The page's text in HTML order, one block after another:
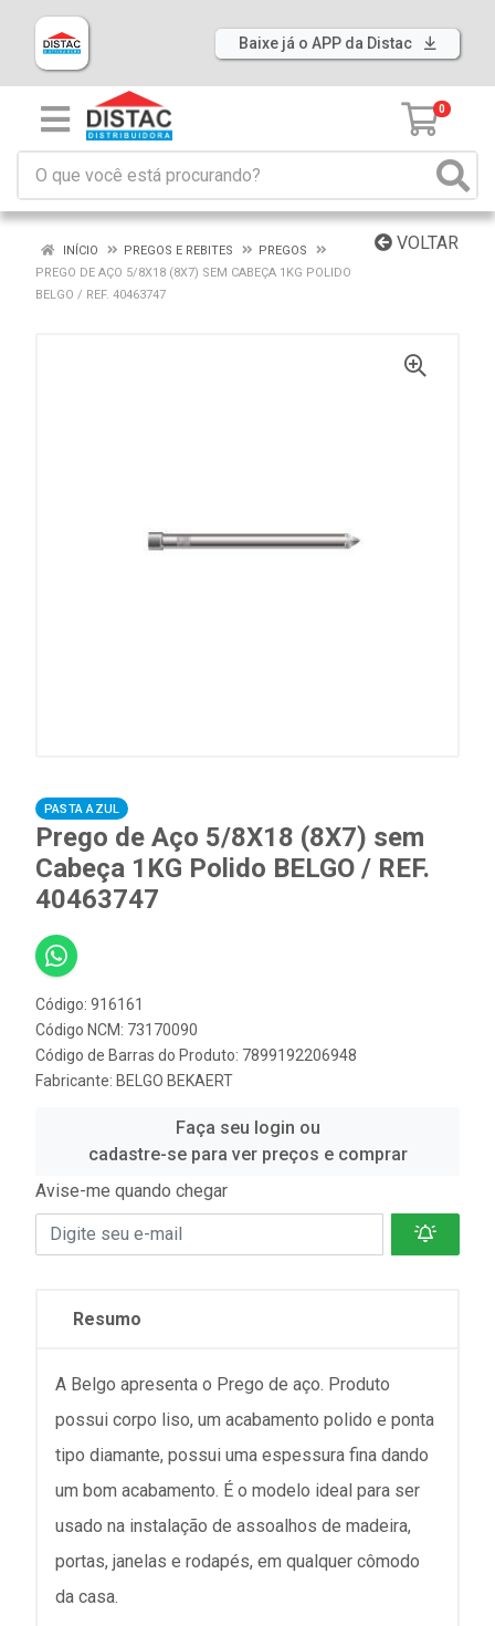
Baixe já o APP da Distac
0
VOLTAR
INÍCIO PREGOS E REBITES
PREGOS
PREGO DE AÇO 5/8X18 (8X7) SEM CABEÇA 1KG POLIDO
BELGO / REF. 40463747
PASTA AZUL
Prego de Aço 5/8X18 (8X7) sem
Cabeça 1KG Polido BELGO / REF.
40463747
Código: 916161
Código NCM: 73170090
Código de Barras do Produto: 7899192206948
Fabricante: BELGO BEKAERT
Faça seu login ou
cadastre-se para ver preços e comprar
Avise-me quando chegar
Resumo
A Belgo apresenta o Prego de aço. Produto
possui corpo liso, um acabamento polido e ponta
tipo diamante, possui uma espessura fina dando
um bom acabamento. É o modelo ideal para ser
usado na instalação de assoalhos de madeira,
portas, janelas e rodapés, em qualquer cômodo
da casa.